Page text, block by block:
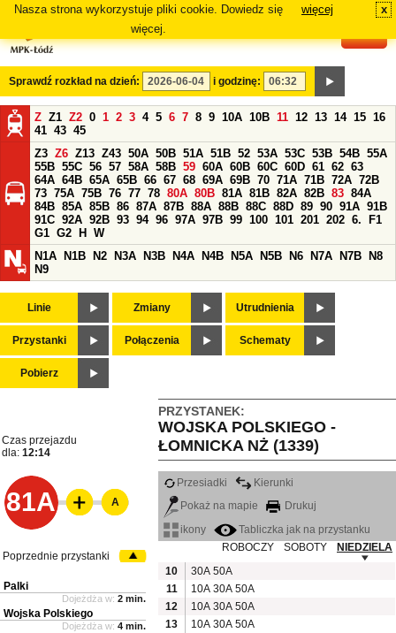
Nasza strona wykorzystuje pliki cookie. Dowiedz się
więcej.
więcej x
Sprawdź rozkład na dzień: i godzinę:
Z Z1 Z2 0 1 2 3 4 5 6 7 8 9 10A 10B 11 12 13 14 15 16
41 43 45
Z3 Z6 Z13 Z43 50A 50B 51A 51B 52 53A 53C 53B 54B 55A
55B 55C 56 57 58A 58B 59 60A 60B 60C 60D 61 62 63
64A 64B 65A 65B 66 67 68 69A 69B 70 71A 71B 72A 72B
73 75A 75B 76 77 78 80A 80B 81A 81B 82A 82B 83 84A
84B 85A 85B 86 87A 87B 88A 88B 88C 88D 89 90 91A 91B
91C 92A 92B 93 94 96 97A 97B 99 100 101 201 202 6.
F1
G1 G2 H
W
N1A
N1B N2 N3A N3B N4A N4B N5A N5B N6 N7A N7B
N8
N9
Linie Zmiany Utrudnienia
Przystanki Połączenia Schematy
Pobierz
PRZYSTANEK:
WOJSKA POLSKIEGO -
ŁOMNICKA NŻ (1339)
Czas przejazdu
dla: 12:14
81A
Przesiadki
Kierunki
Pokaż na mapie
Drukuj
ikony
Tabliczka jak na przystanku
ROBOCZY
SOBOTY
NIEDZIELA
10
30A 50A
11
10A 30A 50A
12
10A 30A 50A
13
10A 30A 50A
A
Poprzednie przystanki
Palki
Dojeżdża w: 2 min.
Wojska Polskiego
Dojeżdża w: 4 min.